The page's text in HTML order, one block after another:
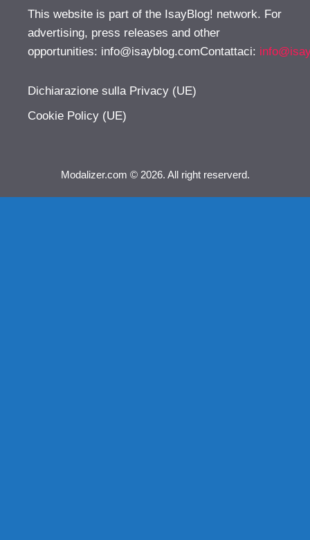
This website is part of the IsayBlog! network. For
advertising, press releases and other
opportunities: info@isayblog.comContattaci:
Dichiarazione sulla Privacy (UE)
Cookie Policy (UE)
Modalizer.com © 2026. All right reserverd.